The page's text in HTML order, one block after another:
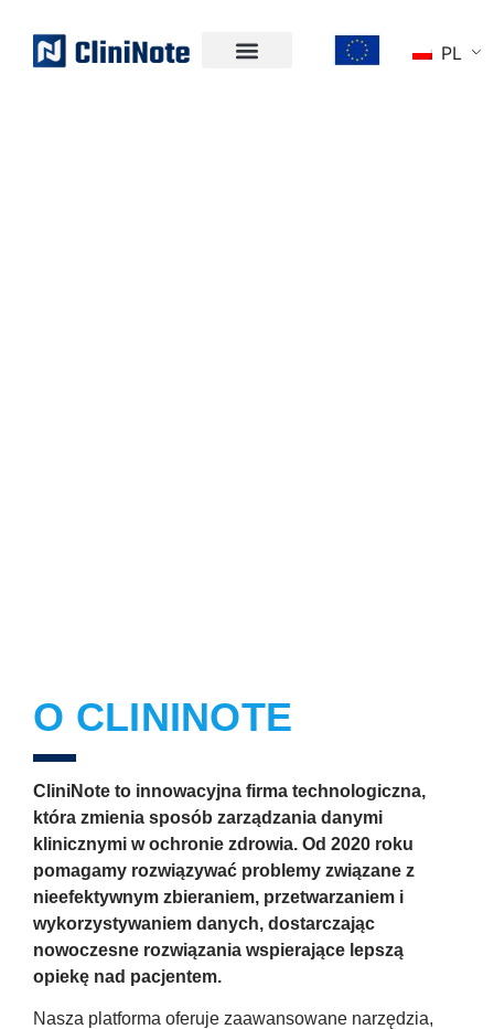
PL
O CLININOTE
CliniNote to innowacyjna firma technologiczna,
która zmienia sposób zarządzania danymi
klinicznymi w ochronie zdrowia. Od 2020 roku
pomagamy rozwiązywać problemy związane z
nieefektywnym zbieraniem, przetwarzaniem i
wykorzystywaniem danych, dostarczając
nowoczesne rozwiązania wspierające lepszą
opiekę nad pacjentem.
Nasza platforma oferuje zaawansowane narzędzia,